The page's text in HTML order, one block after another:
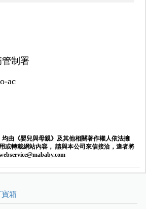
制署
ac
由《嬰兒與母親》及其他相關著作權人依法擁
或轉載網站內容， 請與本公司來信接洽，違者將
箱